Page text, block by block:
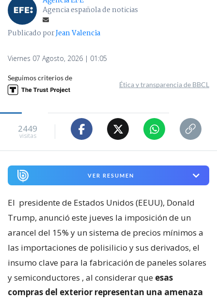
Agencia española de noticias
Publicado porJean Valencia
Viernes 07 Agosto, 2026 | 01:05
Seguimos criterios de
Ética y transparencia de BBCL
2449
visitas
VER RESUMEN
El presidente de Estados Unidos (EEUU), Donald
Trump, anunció este jueves la imposición de un
arancel del 15% y un sistema de precios mínimos a
las importaciones de polisilicio y sus derivados, el
insumo clave para la fabricación de paneles solares
y semiconductores , al considerar que esas
compras del exterior representan una amenaza